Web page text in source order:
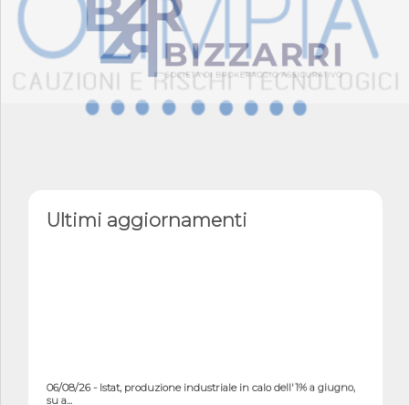
Ultimi aggiornamenti
06/08/26 - Istat, produzione industriale in calo dell'1% a giugno,
su a...